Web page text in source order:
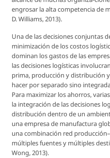
engrosar la alta competencia de
D. Williams, 2013).
Una de las decisiones conjuntas
minimización de los costos
dominan los gastos de las
las decisiones logísticas
prima, producción y distribución
hacer por separado sino
Para maximizar los ahorros,
la integración de las decisiones
distribución dentro de un
una empresa de manufactura
una combinación red
múltiples fuentes y múltiples
Wong, 2013).